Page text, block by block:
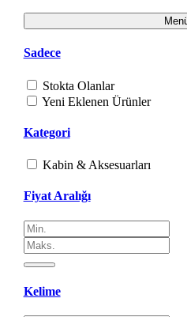
Sadece
Stokta Olanlar
Yeni Eklenen Ürünler
Kategori
Kabin & Aksesuarları
Fiyat Aralığı
Kelime